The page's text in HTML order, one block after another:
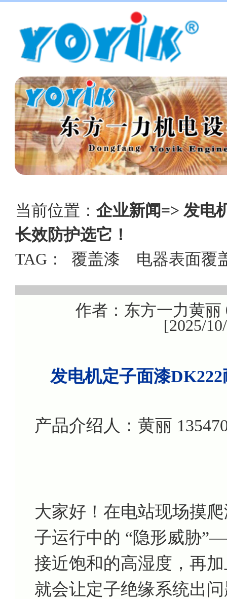
当前位置： 企业新闻=> 发电
长效防护选它！
TAG： 覆盖漆 电器表面覆
作者：东方一力黄丽
[2025/
发电机定子面漆
产品介绍人：黄丽
大家好！在电站现场摸
子运行中的 “隐形威胁
接近饱和的高湿度，再
就会让定子绝缘系统出